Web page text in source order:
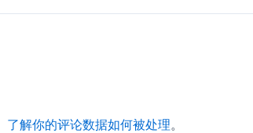
了解你的评论数据如何被处理。